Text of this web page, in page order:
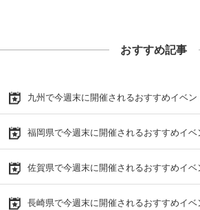
おすすめ記事
九州で今週末に開催されるおすすめイベン
福岡県で今週末に開催されるおすすめイベ
佐賀県で今週末に開催されるおすすめイベ
長崎県で今週末に開催されるおすすめイベ